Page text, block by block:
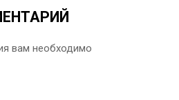
вам необходимо